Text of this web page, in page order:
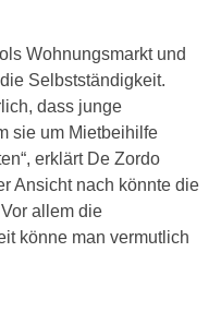
Wohnungsmarkt und
Selbstständigkeit.
dass junge
sie um Mietbeihilfe
erklärt De Zordo
Ansicht nach könnte die
allem die
könne man vermutlich